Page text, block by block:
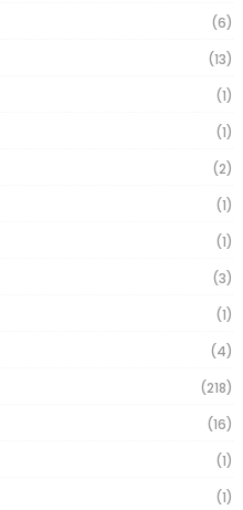
(6)
(13)
(1)
(1)
(2)
(1)
(1)
(3)
(1)
(4)
(218)
(16)
(1)
(1)